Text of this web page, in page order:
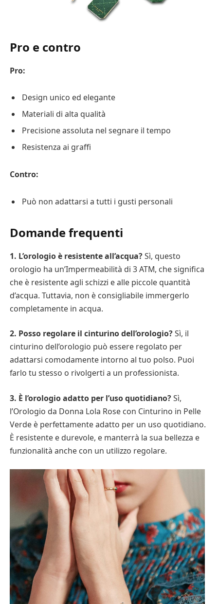
Pro e contro
Pro:
Design unico ed elegante
Materiali di alta qualità
Precisione assoluta nel segnare il tempo
Resistenza ai graffi
Contro:
Può non adattarsi a tutti i gusti personali
Domande frequenti
1. L’orologio è resistente all’acqua?Sì, questo
orologio ha un’Impermeabilità di 3 ATM, che significa
che è resistente agli schizzi e alle piccole quantità
d’acqua. Tuttavia, non è consigliabile immergerlo
completamente in acqua.
2. Posso regolare il cinturino dell’orologio?Sì, il
cinturino dell’orologio può essere regolato per
adattarsi comodamente intorno al tuo polso. Puoi
farlo tu stesso o rivolgerti a un professionista.
3. È l’orologio adatto per l’uso quotidiano?Sì,
l’Orologio da Donna Lola Rose con Cinturino in Pelle
Verde è perfettamente adatto per un uso quotidiano.
È resistente e durevole, e manterrà la sua bellezza e
funzionalità anche con un utilizzo regolare.